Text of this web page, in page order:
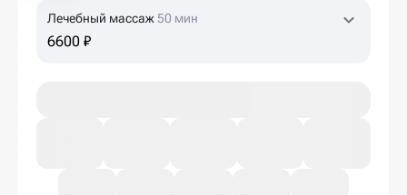
Лечебный массаж 50 мин
6600 ₽